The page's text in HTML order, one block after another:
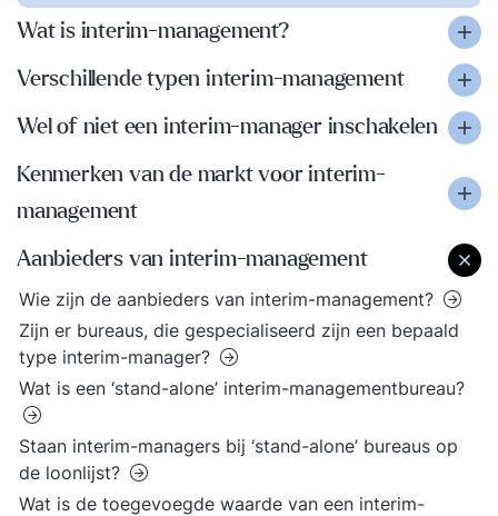
Wat is interim-management?
Verschillende typen interim-management
Wel of niet een interim-manager inschakelen
Kenmerken van de markt voor interim-
management
Aanbieders van interim-management
Wie zijn de aanbieders van interim-management?
Zijn er bureaus, die gespecialiseerd zijn een bepaald
type interim-manager?
Wat is een ‘stand-alone’ interim-managementbureau?
Staan interim-managers bij ‘stand-alone’ bureaus op
de loonlijst?
Wat is de toegevoegde waarde van een interim-